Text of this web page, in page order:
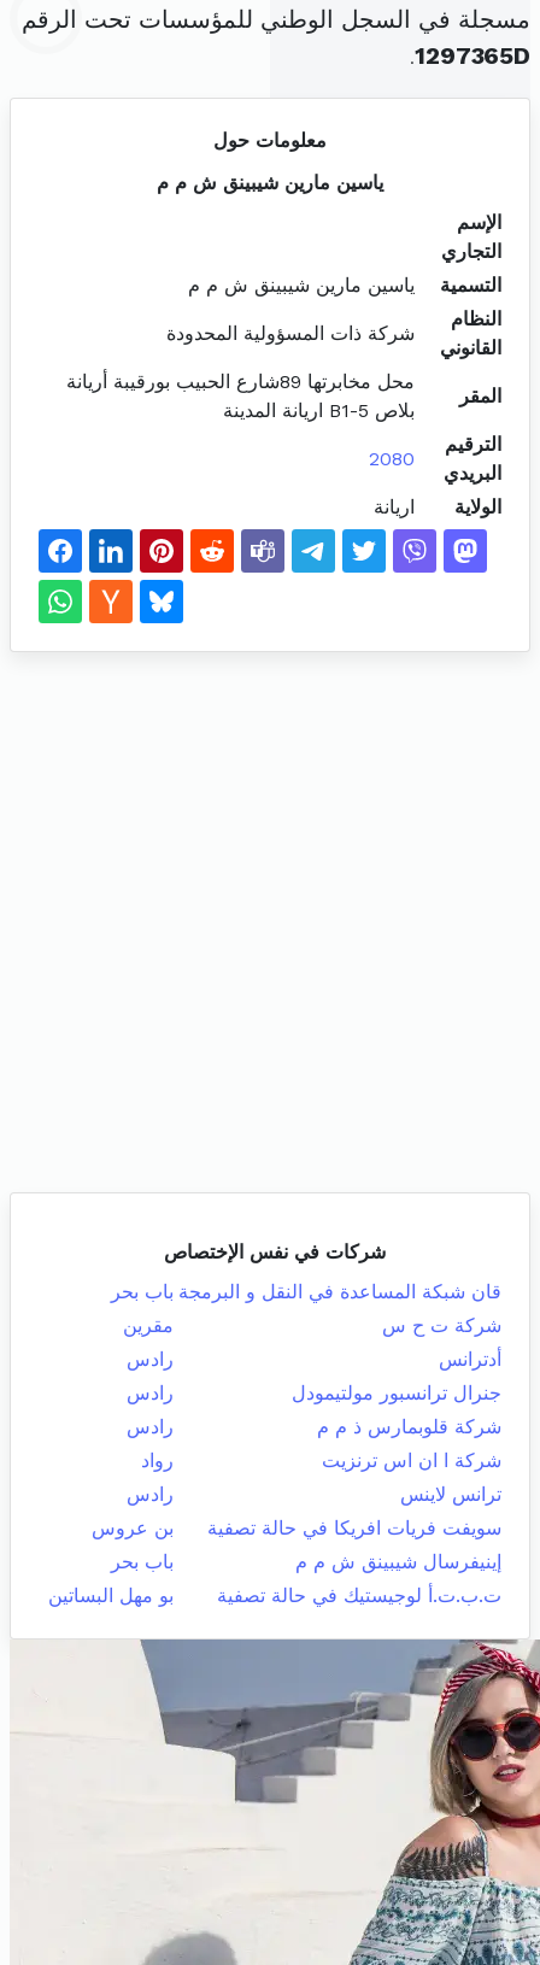
مسجلة في السجل الوطني للمؤسسات تحت الرقم
1297365D
.
معلومات حول
ياسين مارين شيبينق ش م م
الإسم
التجاري
التسمية
ياسين مارين شيبينق ش م م
النظام
القانوني
شركة ذات المسؤولية المحدودة
المقر
محل مخابرتها 89شارع الحبيب بورقيبة أريانة
بلاص B1-5 اريانة المدينة
الترقيم
البريدي
2080
الولاية اريانة
شركات في نفس الإختصاص
قان شبكة المساعدة في النقل و البرمجة باب بحر
شركة ت ح س
مقرين
أدترانس
رادس
جنرال ترانسبور مولتيمودل
رادس
شركة قلوبمارس ذ م م
رادس
شركة ا ان اس ترنزيت
رواد
ترانس لاينس
رادس
سويفت فريات افريكا في حالة تصفية
بن عروس
إينيفرسال شيبينق ش م م
باب بحر
ت.ب.ت.أ لوجيستيك في حالة تصفية
بو مهل البساتين